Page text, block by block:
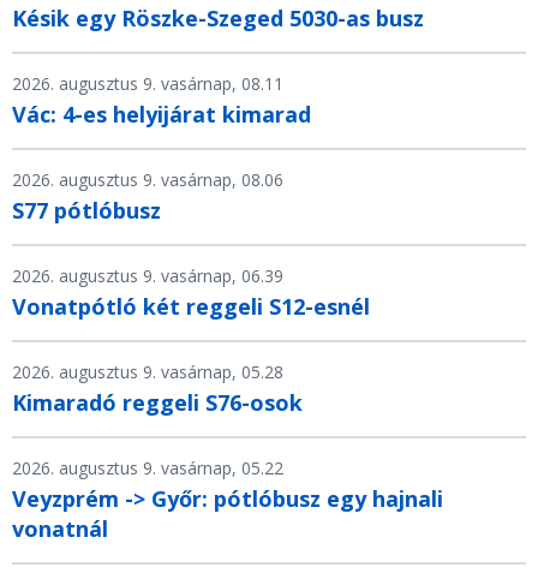
Késik egy Röszke-Szeged 5030-as busz
2026. augusztus 9. vasárnap, 08.11
Vác: 4-es helyijárat kimarad
2026. augusztus 9. vasárnap, 08.06
S77 pótlóbusz
2026. augusztus 9. vasárnap, 06.39
Vonatpótló két reggeli S12-esnél
2026. augusztus 9. vasárnap, 05.28
Kimaradó reggeli S76-osok
2026. augusztus 9. vasárnap, 05.22
Veyzprém -> Győr: pótlóbusz egy hajnali
vonatnál